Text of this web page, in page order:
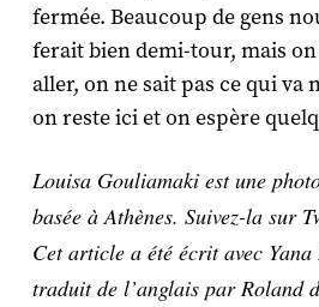
fermée. Beaucoup de gens
ferait bien demi-tour, mais on
aller, on ne sait pas ce qui va
on reste ici et on espère
Louisa Gouliamaki est une
basée à Athènes. Suivez-la sur
Cet article a été écrit avec
traduit de l’anglais par Roland